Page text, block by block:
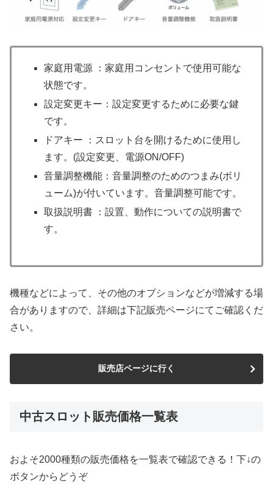
家庭用電源 ：家庭用コンセントで使用可能な
状態です。
設定変更キー：設定変更するために必要な鍵
です。
ドアキー ：スロット台を開けるために使用し
ます。(設定変更、電源ON/OFF)
音量調整機能：音量調整のためのつまみ(ボリ
ューム)が付いています。音量調整可能です。
取扱説明書 ：設置、動作についての説明書で
す。
機種などによって、その他のオプションなどが増減する場
合がありますので、詳細は下記販売ページにてご確認くだ
さい。
販売店ページに行く
中古スロット販売価格一覧表
およそ2000種類の販売価格を一覧表で確認できる！下↓の
ボタンからどうぞ